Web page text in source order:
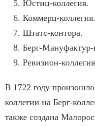
Юстиц-коллегия.
Коммерц-коллегия.
Штатс-контора.
Берг-Мануфактур-
Ревизион-
В 1722 году
коллегии на Берг-
также создана